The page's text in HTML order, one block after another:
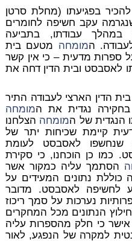
בפגיעתו (מחלת סרטן
עקב חשיפה לחומרים
במהלך עבודתו, בתביעה
המומחה מטעם בית
ספרות מדעית – כי אין קשר
לאסבסט ובית הדין דחה את
הדין הארצי לעבודה התיר
בחקירה נגדית את המומחה
הנגדית של המומחה הצלחנו
קיימת שכיחות יתר של
לאסבסט לעומת
כמו כן הוכחנו, כי סקירת
הסתמך עליה כמקור אשר
כוללת נתונים המעידים על
לחשיפה לאסבסט. מדובר
נערכות על סמך ריכוז
הנתונים מכל המחקרים
אישר כי חלק מהספרות עליה
למקרה של הנפגע, לאור